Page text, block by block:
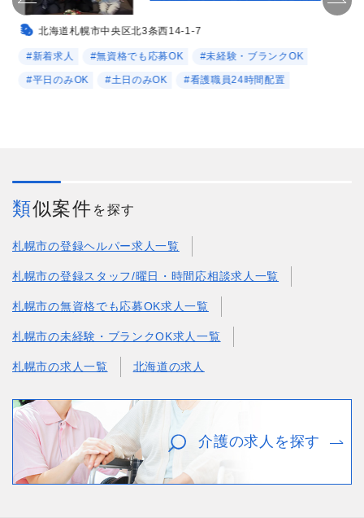
北海道札幌市中央区北3条西14-1-7
#新着求人 #無資格でも応募OK #未経験・ブランクOK
#平日のみOK #土日のみOK #看護職員24時間配置
類似案件 を探す
札幌市の登録ヘルパー求人一覧
札幌市の登録スタッフ/曜日・時間応相談求人一覧
札幌市の無資格でも応募OK求人一覧
札幌市の未経験・ブランクOK求人一覧
札幌市の求人一覧 北海道の求人
介護の求人を探す